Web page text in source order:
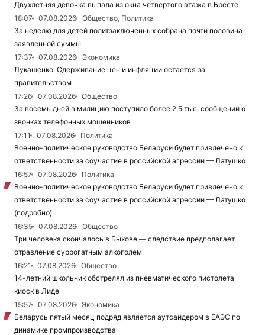
Двухлетняя девочка выпала из окна четвертого этажа в Бресте
18:07
07.08.2026
Общество, Политика
За неделю для детей политзаключенных собрана почти половина
заявленной суммы
17:37
07.08.2026
Экономика
Лукашенко: Сдерживание цен и инфляции остается за
правительством
17:26
07.08.2026
Общество
За восемь дней в милицию поступило более 2,5 тыс. сообщений о
звонках телефонных мошенников
17:11
07.08.2026
Политика
Военно-политическое руководство Беларуси будет привлечено к
ответственности за соучастие в российской агрессии — Латушко
16:57
07.08.2026
Политика
Военно-политическое руководство Беларуси будет привлечено к
ответственности за соучастие в российской агрессии — Латушко
(подробно)
16:35
07.08.2026
Общество
Три человека скончалось в Быхове — следствие предполагает
отравление суррогатным алкоголем
16:21
07.08.2026
Общество
14-летний школьник обстрелял из пневматического пистолета
киоск в Лиде
15:57
07.08.2026
Экономика
Беларусь пятый месяц подряд является аутсайдером в ЕАЭС по
динамике промпроизводства